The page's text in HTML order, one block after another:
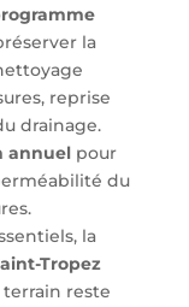
la
reprise
drainage.
annuelpour
du
la
Tropez
reste